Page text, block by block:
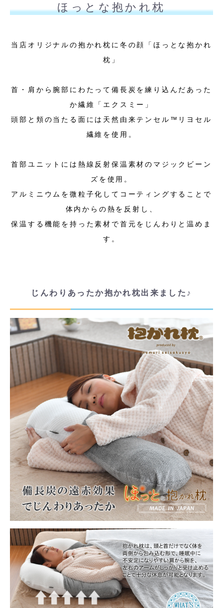
ほっとな抱かれ枕
当店オリジナルの抱かれ枕に冬の顔「ほっとな抱かれ
枕」
首・肩から腕部にわたって備長炭を練り込んだあった
か繊維「エクスミー」
頭部と頬の当たる面には天然由来テンセル™リヨセル
繊維を使用。
首部ユニットには熱線反射保温素材のマジックビーン
ズを使用。
アルミニウムを微粒子化してコーティングすることで
体内からの熱を反射し、
保温する機能を持った素材で首元をじんわりと温めま
す。
じんわりあったか抱かれ枕出来ました♪